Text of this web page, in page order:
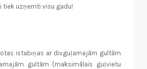
tiek uzņemti visu gadu!
istabiņas ar divguļamajām gultām
gultām (maksimālais guļvietu